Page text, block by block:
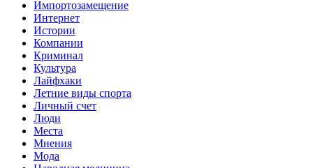
Импортозамещение
Интернет
Истории
Компании
Криминал
Культура
Лайфхаки
Летние виды спорта
Личный счет
Люди
Места
Мнения
Мода